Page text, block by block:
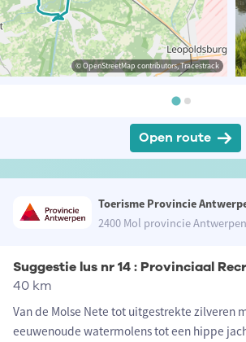
© OpenStreetMap contributors, Tracestrack
Open route
Toerisme Provincie
2400 Mol provincie
40 km
Van de Molse Nete tot uitgestrekte zilveren
eeuwenoude watermolens tot een hippe